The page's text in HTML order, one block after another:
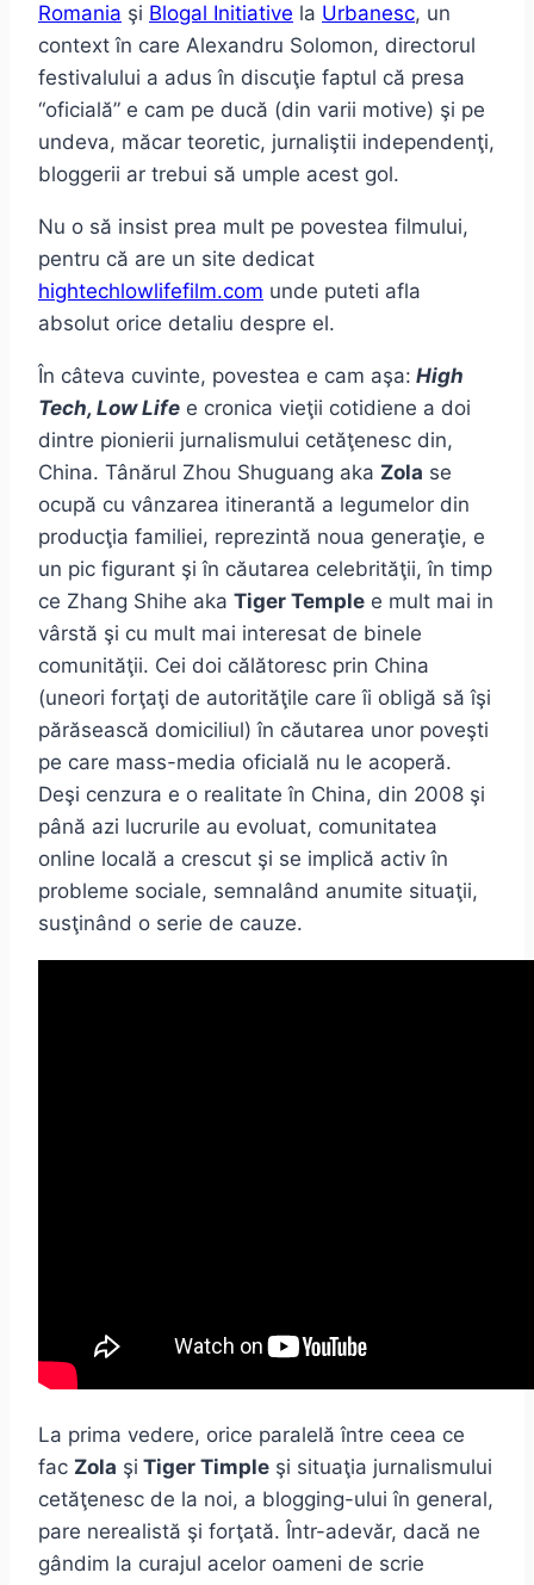
Romania şi Blogal Initiative la Urbanesc, un
context în care Alexandru Solomon, directorul
festivalului a adus în discuţie faptul că presa
“oficială” e cam pe ducă (din varii motive) şi pe
undeva, măcar teoretic, jurnaliştii independenţi,
bloggerii ar trebui să umple acest gol.
Nu o să insist prea mult pe povestea filmului,
pentru că are un site dedicat
hightechlowlifefilm.com unde puteti afla
absolut orice detaliu despre el.
În câteva cuvinte, povestea e cam aşa: High
Tech, Low Life e cronica vieţii cotidiene a doi
dintre pionierii jurnalismului cetăţenesc din,
China. Tânărul Zhou Shuguang aka Zola se
ocupă cu vânzarea itinerantă a legumelor din
producţia familiei, reprezintă noua generaţie, e
un pic figurant şi în căutarea celebrităţii, în timp
ce Zhang Shihe aka Tiger Temple e mult mai in
vârstă şi cu mult mai interesat de binele
comunităţii. Cei doi călătoresc prin China
(uneori forţaţi de autorităţile care îi obligă să îşi
părăsească domiciliul) în căutarea unor poveşti
pe care mass-media oficială nu le acoperă.
Deşi cenzura e o realitate în China, din 2008 şi
până azi lucrurile au evoluat, comunitatea
online locală a crescut şi se implică activ în
probleme sociale, semnalând anumite situaţii,
susţinând o serie de cauze.
La prima vedere, orice paralelă între ceea ce
fac Zola şi Tiger Timple şi situaţia jurnalismului
cetăţenesc de la noi, a blogging-ului în general,
pare nerealistă şi forţată. Într-adevăr, dacă ne
gândim la curajul acelor oameni de scrie